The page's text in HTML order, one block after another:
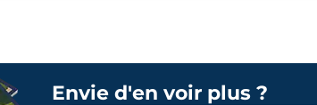
Envie d'en voir plus ?